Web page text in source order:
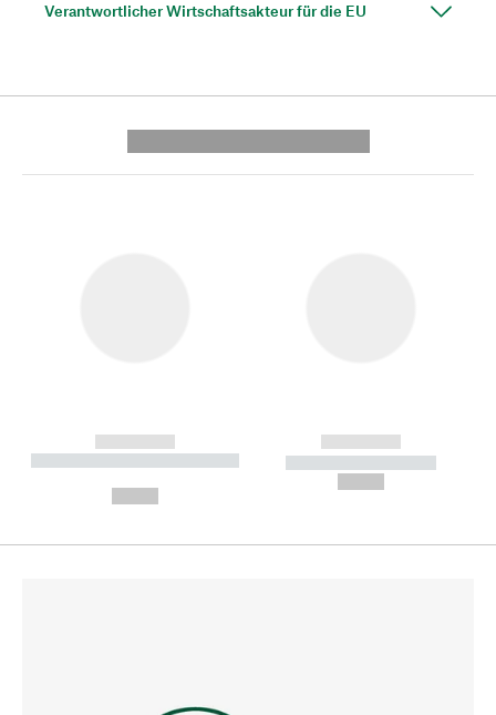
Verantwortlicher Wirtschaftsakteur für die EU
------------
----------- ----------- --------
------------
----------- -----------